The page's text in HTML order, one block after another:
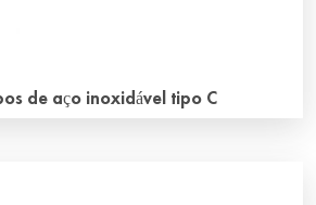
de aço inoxidável tipo C
C são usados para segurar as tiras